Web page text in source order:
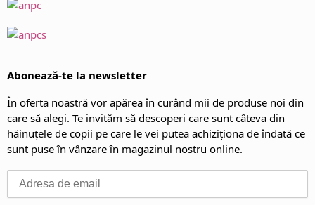
Abonează-te la newsletter
În oferta noastră vor apărea în curând mii de produse noi din
care să alegi. Te invităm să descoperi care sunt câteva din
hăinuțele de copii pe care le vei putea achiziționa de îndată ce
sunt puse în vânzare în magazinul nostru online.